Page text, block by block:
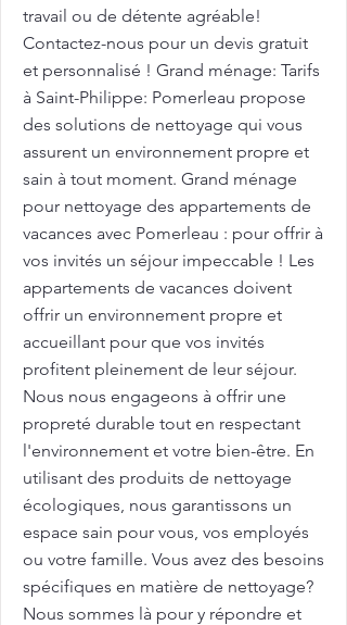
travail ou de détente agréable!
Contactez-nous pour un devis gratuit
et personnalisé ! Grand ménage: Tarifs
à Saint-Philippe: Pomerleau propose
des solutions de nettoyage qui vous
assurent un environnement propre et
sain à tout moment. Grand ménage
pour nettoyage des appartements de
vacances avec Pomerleau : pour offrir à
vos invités un séjour impeccable ! Les
appartements de vacances doivent
offrir un environnement propre et
accueillant pour que vos invités
profitent pleinement de leur séjour.
Nous nous engageons à offrir une
propreté durable tout en respectant
l'environnement et votre bien-être. En
utilisant des produits de nettoyage
écologiques, nous garantissons un
espace sain pour vous, vos employés
ou votre famille. Vous avez des besoins
spécifiques en matière de nettoyage?
Nous sommes là pour y répondre et